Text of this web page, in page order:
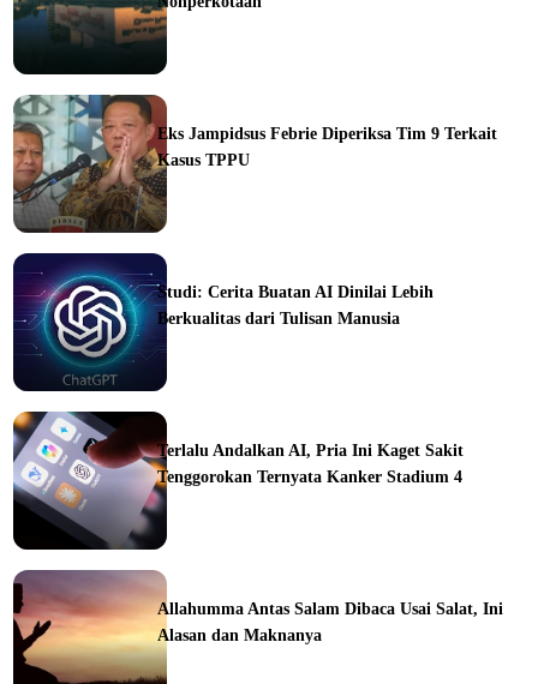
Eks Jampidsus Febrie Diperiksa Tim 9 Terkait
Kasus TPPU
Studi: Cerita Buatan AI Dinilai Lebih
Berkualitas dari Tulisan Manusia
Terlalu Andalkan AI, Pria Ini Kaget Sakit
Tenggorokan Ternyata Kanker Stadium 4
Allahumma Antas Salam Dibaca Usai Salat, Ini
Alasan dan Maknanya